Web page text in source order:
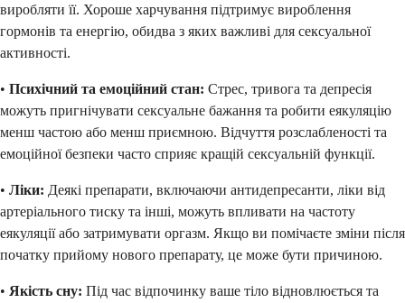
виробляти її. Хороше харчування підтримує вироблення
гормонів та енергію, обидва з яких важливі для сексуальної
активності.
• Психічний та емоційний стан: Стрес, тривога та депресія
можуть пригнічувати сексуальне бажання та робити еякуляцію
менш частою або менш приємною. Відчуття розслабленості та
емоційної безпеки часто сприяє кращій сексуальній функції.
• Ліки: Деякі препарати, включаючи антидепресанти, ліки від
артеріального тиску та інші, можуть впливати на частоту
еякуляції або затримувати оргазм. Якщо ви помічаєте зміни після
початку прийому нового препарату, це може бути причиною.
• Якість сну: Під час відпочинку ваше тіло відновлюється та